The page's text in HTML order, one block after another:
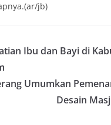
jb)
Ibu dan Bayi di
Umumkan
Desain